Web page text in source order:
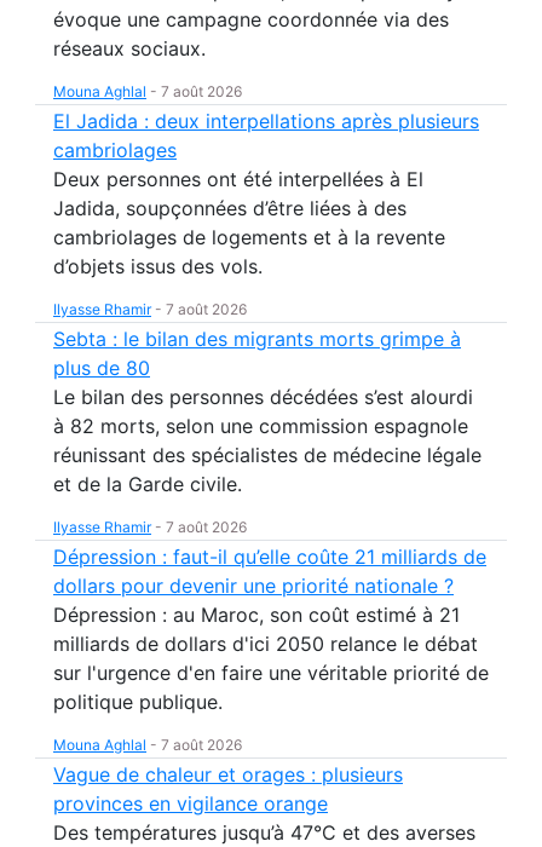
évoque une campagne coordonnée via des
réseaux sociaux.
Mouna Aghlal - 7 août 2026
El Jadida : deux interpellations après plusieurs
cambriolages
Deux personnes ont été interpellées à El
Jadida, soupçonnées d’être liées à des
cambriolages de logements et à la revente
d’objets issus des vols.
Ilyasse Rhamir- 7 août 2026
Sebta : le bilan des migrants morts grimpe à
plus de 80
Le bilan des personnes décédées s’est alourdi
à 82 morts, selon une commission espagnole
réunissant des spécialistes de médecine légale
et de la Garde civile.
Ilyasse Rhamir- 7 août 2026
Dépression : faut-il qu’elle coûte 21 milliards de
dollars pour devenir une priorité nationale ?
Dépression : au Maroc, son coût estimé à 21
milliards de dollars d'ici 2050 relance le débat
sur l'urgence d'en faire une véritable priorité de
politique publique.
Mouna Aghlal - 7 août 2026
Vague de chaleur et orages : plusieurs
provinces en vigilance orange
Des températures jusqu’à 47°C et des averses